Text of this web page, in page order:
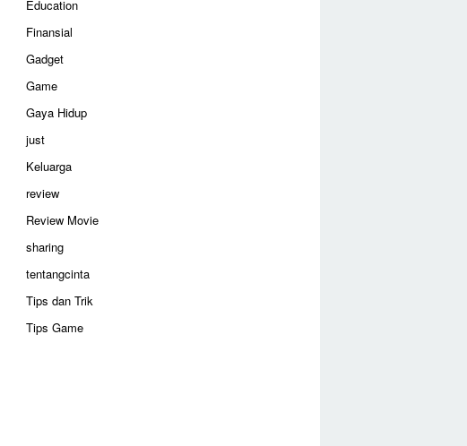
Education
Finansial
Gadget
Game
Gaya Hidup
just
Keluarga
review
Review Movie
sharing
tentangcinta
Tips dan Trik
Tips Game